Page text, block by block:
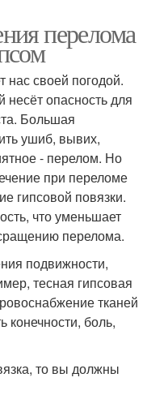
перелома
нас своей погодой.
несёт опасность для
Большая
ушиб, вывих,
- перелом. Но
при переломе
гипсовой повязки.
что уменьшает
перелома.
подвижности,
тесная гипсовая
тканей
боль,
то вы должны